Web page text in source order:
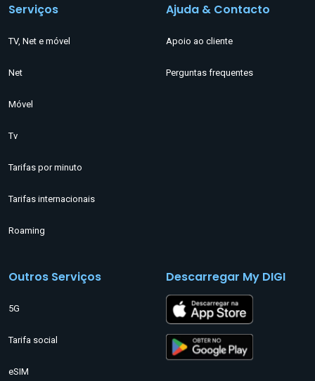
Serviços
TV, Net e móvel
Net
Móvel
Tv
Tarifas por minuto
Tarifas internacionais
Roaming
Ajuda & Contacto
Apoio ao cliente
Perguntas frequentes
Outros Serviços
5G
Tarifa social
eSIM
Descarregar My DIGI